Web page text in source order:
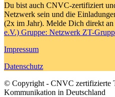
Du bist auch CNVC-zertifiziert
Netzwerk sein und die
(2x im Jahr). Melde Dich direkt an
e.V.) Gruppe: Netzwerk ZT-
Impressum
Datenschutz
© Copyright - CNVC zertifizierte
Kommunikation in Deutschland